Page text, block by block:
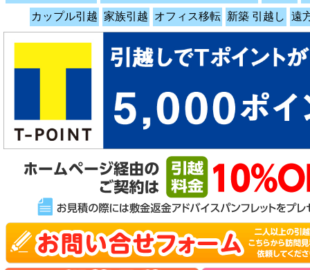
カップル引越 家族引越 オフィス移転 新築 引越し 遠